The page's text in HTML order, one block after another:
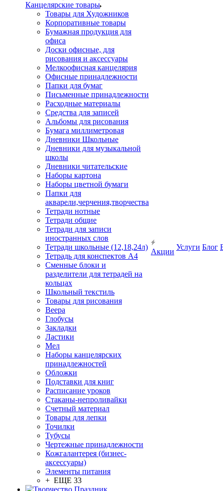
Канцелярские товары
Товары для Художников
Корпоративные товары
Бумажная продукция для
офиса
Доски офисные, для
рисования и аксессуары
Мелкоофисная канцелярия
Офисные принадлежности
Папки для бумаг
Письменные принадлежности
Расходные материалы
Средства для записей
Альбомы для рисования
Бумага миллиметровая
Дневники Школьные
Дневники для музыкальной
школы
Дневники читательские
Наборы картона
Наборы цветной бумаги
Папки для
акварели,черчения,творчества
Тетради нотные
Тетради общие
Тетради для записи
иностранных слов
Тетради школьные (12,18,24л)
Тетрадь для конспектов А4
Сменные блоки и
разделители для тетрадей на
кольцах
Школьный текстиль
Товары для рисования
Веера
Глобусы
Закладки
Ластики
Мел
Наборы канцелярских
принадлежностей
Обложки
Подставки для книг
Расписание уроков
Стаканы-непроливайки
Счетный материал
Товары для лепки
Точилки
Тубусы
Чертежные принадлежности
Кожгалантерея (бизнес-
аксессуары)
Элементы питания
+ ЕЩЕ 33
Акции
Услуги Блог